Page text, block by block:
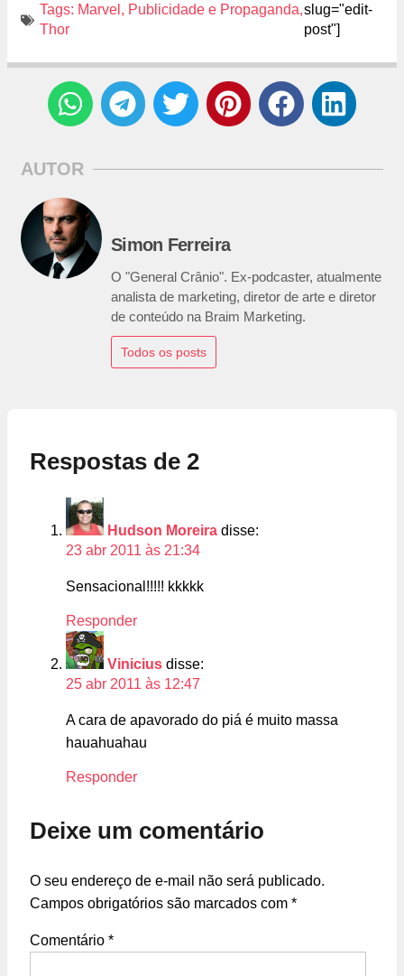
Tags: Marvel , Publicidade e Propaganda,
Thor
slug="edit-
post"]
AUTOR
Simon Ferreira
O "General Crânio". Ex-podcaster, atualmente
analista de marketing, diretor de arte e diretor
de conteúdo na Braim Marketing.
Todos os posts
Respostas de 2
Hudson Moreira disse:
23 abr 2011 às 21:34
Sensacional!!!!! kkkkk
Responder
Vinicius disse:
25 abr 2011 às 12:47
A cara de apavorado do piá é muito massa
hauahuahau
Responder
Deixe um comentário
O seu endereço de e-mail não será publicado.
Campos obrigatórios são marcados com *
Comentário *